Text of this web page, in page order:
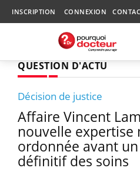
INSCRIPTION CONNEXION
QUESTION D'ACTU
Décision de justice
Affaire Vincent
nouvelle expertise
ordonnée avant
définitif des soins